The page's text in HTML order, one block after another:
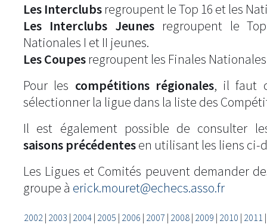
Les Interclubs regroupent le Top 16 et les
Les Interclubs Jeunesregroupent le
Nationales I et II jeunes.
Les Coupes regroupent les Finales
Pour les compétitions régionales, il faut
sélectionner la ligue dans la liste des
Il est également possible de consulter
saisons précédentesen utilisant les liens ci-
Les Ligues et Comités peuvent demander
groupe à erick.mouret@echecs.asso.fr
2002| 2003 | 2004| 2005 | 2006 | 2007 | 2008| 2009 | 2010 | 2011